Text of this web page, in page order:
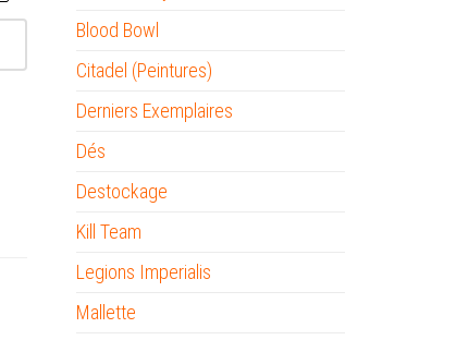
Blood Bowl
Citadel (Peintures)
Derniers Exemplaires
Dés
Destockage
Kill Team
Legions Imperialis
Mallette